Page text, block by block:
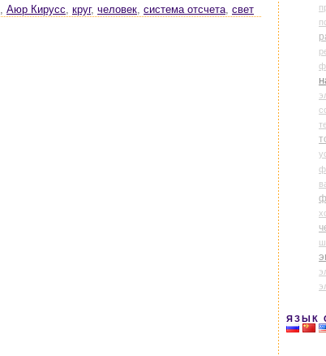
, Аюр Кирусс, круг, человек, система отсчета, свет
ЯЗЫК